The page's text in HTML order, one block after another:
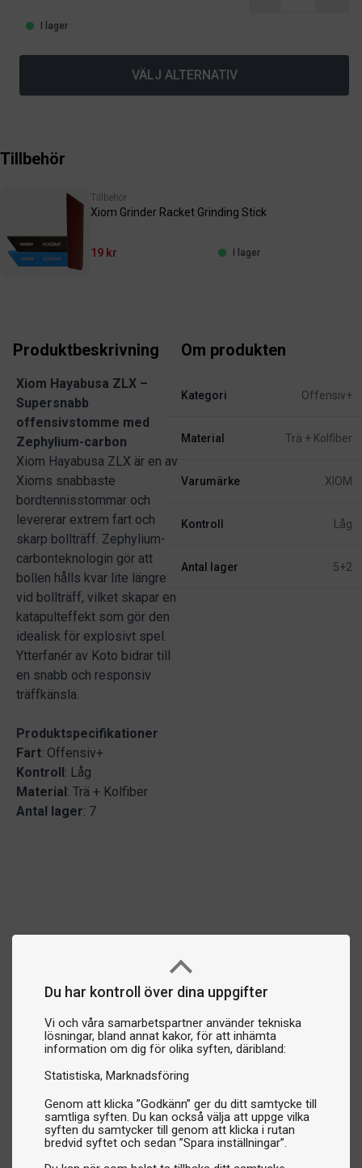
Du har kontroll över dina uppgifter
Vi och våra samarbetspartner använder tekniska
lösningar, bland annat kakor, för att inhämta
information om dig för olika syften, däribland:
Statistiska Marknadsföring
Genom att klicka ”Godkänn” ger du ditt samtycke till
samtliga syften. Du kan också välja att uppge vilka
syften du samtycker till genom att klicka i rutan
bredvid syftet och sedan ”Spara inställningar”.
I lager
VÄLJ ALTERNATIV
Tillbehör
Tillbehör
Xiom Grinder Racket Grinding Stick
19 kr I lager
Produktbeskrivning
Xiom Hayabusa ZLX –
Supersnabb
offensivstomme med
Zephylium-carbon
Xiom Hayabusa ZLX är en av
Xioms snabbaste
bordtennisstommar och
levererar extrem fart och
skarp bollträff. Zephylium-
carbonteknologin gör att
bollen hålls kvar lite längre
vid bollträff, vilket skapar en
katapulteffekt som gör den
idealisk för explosivt spel.
Ytterfanér av Koto bidrar till
en snabb och responsiv
träffkänsla.
Produktspecifikationer
Fart: Offensiv+
Kontroll: Låg
Material: Trä + Kolfiber
Antal lager: 7
Om produkten
Kategori Offensiv+
Material Trä + Kolfiber
Varumärke XIOM
Kontroll Låg
Antal lager 5+2